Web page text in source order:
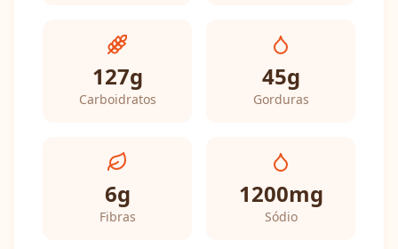
127g
Carboidratos
45g
Gorduras
6g
Fibras
1200mg
Sódio